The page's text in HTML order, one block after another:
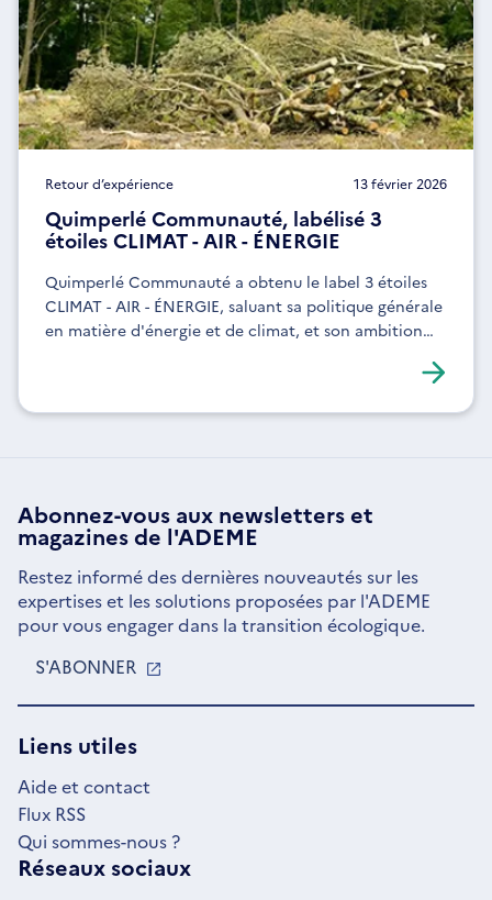
Retour d’expérience 13 février 2026
Quimperlé Communauté, labélisé 3
étoiles CLIMAT - AIR - ÉNERGIE
Quimperlé Communauté a obtenu le label 3 étoiles
CLIMAT - AIR - ÉNERGIE, saluant sa politique générale
en matière d'énergie et de climat, et son ambition
Abonnez-vous aux newsletterset
magazines de l'ADEME
Restez informé des dernières nouveautés sur les
expertises et les solutions proposées par l'ADEME
pour vous engager dans la transition écologique.
S'ABONNER
UNE
Liens utiles
Aide et contact
Flux RSS
Qui sommes-nous ?
Réseaux sociaux